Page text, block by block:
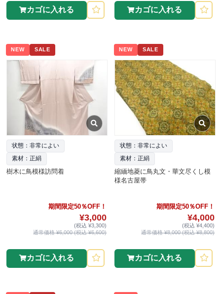
カゴに入れる カゴに入れる
NEW SALE
状態：非常によい
素材：正絹
樹木に鳥模様訪問着
期間限定50％OFF！
¥3,000
(税込 ¥3,300)
通常価格 ¥6,000 (税込 ¥6,600)
カゴに入れる
NEW SALE
状態：非常によい
素材：正絹
縮緬地菱に鳥丸文・華文尽くし模
様名古屋帯
期間限定50％OFF！
¥4,000
(税込 ¥4,400)
通常価格 ¥8,000 (税込 ¥8,800)
カゴに入れる